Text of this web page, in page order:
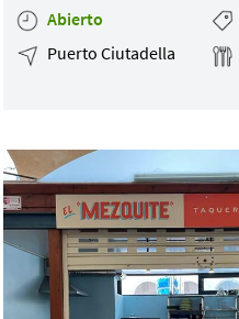
Abierto
Puerto Ciutadella